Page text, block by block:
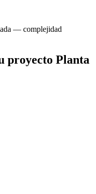
— complejidad
proyecto Planta